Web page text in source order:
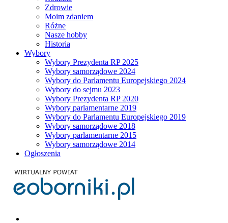
Zdrowie
Moim zdaniem
Różne
Nasze hobby
Historia
Wybory
Wybory Prezydenta RP 2025
Wybory samorządowe 2024
Wybory do Parlamentu Europejskiego 2024
Wybory do sejmu 2023
Wybory Prezydenta RP 2020
Wybory parlamentarne 2019
Wybory do Parlamentu Europejskiego 2019
Wybory samorządowe 2018
Wybory parlamentarne 2015
Wybory samorządowe 2014
Ogłoszenia